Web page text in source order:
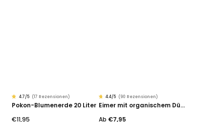
Rated
4.68
von
17
4.7/5 (17 Rezensionen)
Pokon-Blumenerde 20 Liter
€11,95
Rated
4.42
von
90
4.4/5 (90 Rezensionen)
Eimer mit organischem Dünger
Ab €7,95